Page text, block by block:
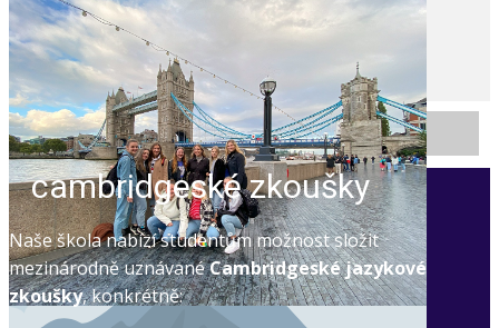
cambridgeské zkoušky
Naše škola nabízí studentům možnost složit
mezinárodně uznávanéCambridgeské jazykové
zkoušky, konkrétně: